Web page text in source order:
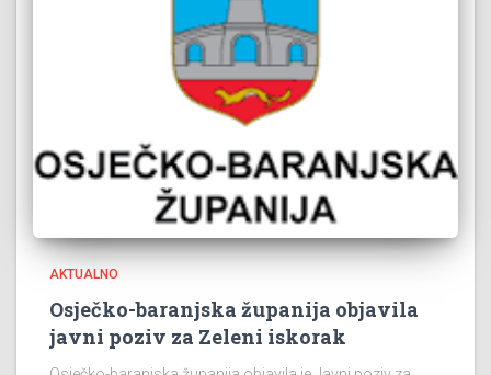
AKTUALNO
Osječko-baranjska županija objavila
javni poziv za Zeleni iskorak